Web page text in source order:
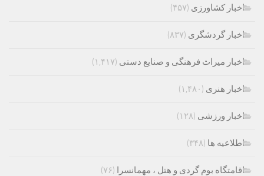
اخبار کشاورزی (۴۵۷)
اخبار گردشگری (۸۳۷)
اخبار میراث فرهنگی و صنایع دستی (۱,۴۱۷)
اخبار هنری (۱,۴۸۰)
اخبار ورزشی (۱۲۸)
اطلاعیه ها (۳۴۸)
اقامتگاه بوم گردی و هتل ، مهمانسرا (۷۶)